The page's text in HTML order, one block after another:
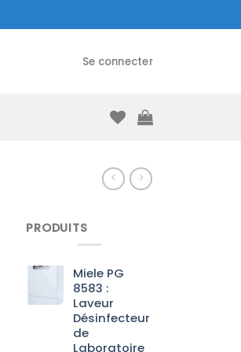
Se connecter
PRODUITS
Miele PG
8583 :
Laveur
Désinfecteur
de
Laboratoire